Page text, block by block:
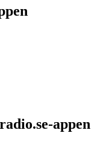
appen